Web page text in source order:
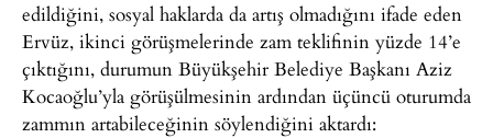
edildiğini, sosyal haklarda da artış olmadığını ifade eden
Ervüz, ikinci görüşmelerinde zam teklifinin yüzde 14’e
çıktığını, durumun Büyükşehir Belediye Başkanı Aziz
Kocaoğlu’yla görüşülmesinin ardından üçüncü oturumda
zammın artabileceğinin söylendiğini aktardı: